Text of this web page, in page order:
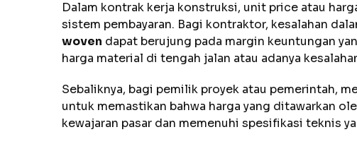
Dalam kontrak kerja konstruksi, unit price atau
sistem pembayaran. Bagi kontraktor, kesalahan
woven dapat berujung pada margin keuntungan
harga material di tengah jalan atau adanya
Sebaliknya, bagi pemilik proyek atau pemerintah,
untuk memastikan bahwa harga yang ditawarkan
kewajaran pasar dan memenuhi spesifikasi teknis